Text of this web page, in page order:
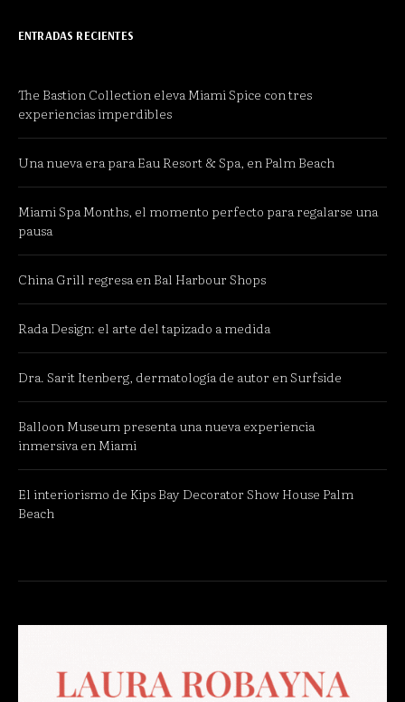
ENTRADAS RECIENTES
The Bastion Collection eleva Miami Spice con tres
experiencias imperdibles
Una nueva era para Eau Resort & Spa, en Palm Beach
Miami Spa Months, el momento perfecto para regalarse una
pausa
China Grill regresa en Bal Harbour Shops
Rada Design: el arte del tapizado a medida
Dra. Sarit Itenberg, dermatología de autor en Surfside
Balloon Museum presenta una nueva experiencia
inmersiva en Miami
El interiorismo de Kips Bay Decorator Show House Palm
Beach